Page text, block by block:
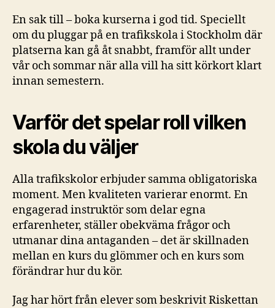
En sak till – boka kurserna i god tid. Speciellt
om du pluggar på en trafikskola i Stockholm där
platserna kan gå åt snabbt, framför allt under
vår och sommar när alla vill ha sitt körkort klart
innan semestern.
Varför det spelar roll vilken
skola du väljer
Alla trafikskolor erbjuder samma obligatoriska
moment. Men kvaliteten varierar enormt. En
engagerad instruktör som delar egna
erfarenheter, ställer obekväma frågor och
utmanar dina antaganden – det är skillnaden
mellan en kurs du glömmer och en kurs som
förändrar hur du kör.
Jag har hört från elever som beskrivit Riskettan